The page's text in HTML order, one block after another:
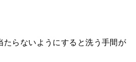
たらないようにすると洗う手間が